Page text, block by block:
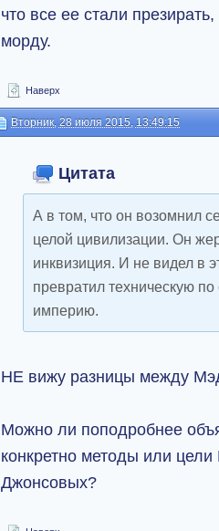
что все ее стали
морду.
Наверх
Вторник, 28 июля 2015, 13:49:15
Цитата
А в том, что он возомнил
целой цивилизации. Он
инквизиция. И не видел в
превратил техническую
империю.
НЕ вижу разницы между
Можно ли поподробнее
конкретно методы или
Джонсовых?